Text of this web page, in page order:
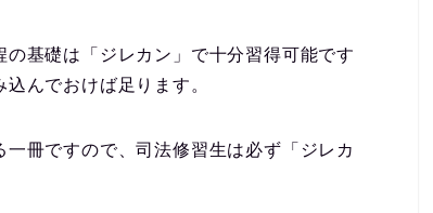
基礎は「ジレカン」で十分習得可能です
んでおけば足ります。
冊ですので、司法修習生は必ず「ジレカ